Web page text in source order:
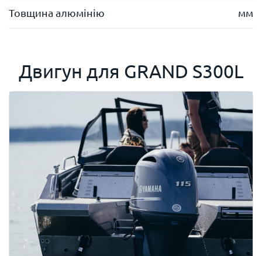
Товщина алюмінію мм
Двигун для GRAND S300L